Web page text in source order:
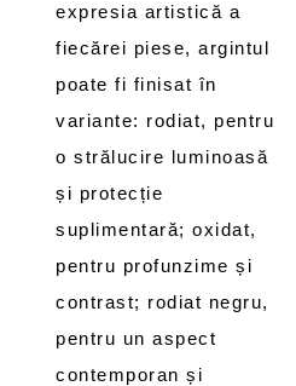
expresia artistică a
fiecărei piese, argintul
poate fi finisat în
variante: rodiat, pentru
o strălucire luminoasă
și protecție
suplimentară; oxidat,
pentru profunzime și
contrast; rodiat negru,
pentru un aspect
contemporan și